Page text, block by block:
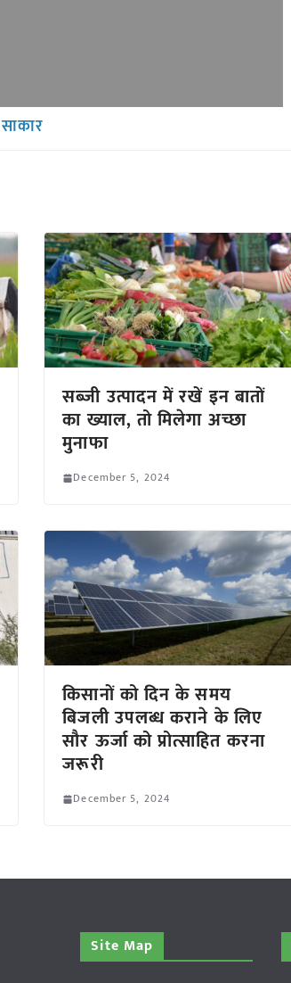
सब्जी उत्पादन में रखें इन बातों
का ख्याल, तो मिलेगा अच्छा
मुनाफा
December 5, 2024
किसानों को दिन के समय
बिजली उपलब्ध कराने के लिए
सौर ऊर्जा को प्रोत्साहित करना
जरूरी
December 5, 2024
Site Map